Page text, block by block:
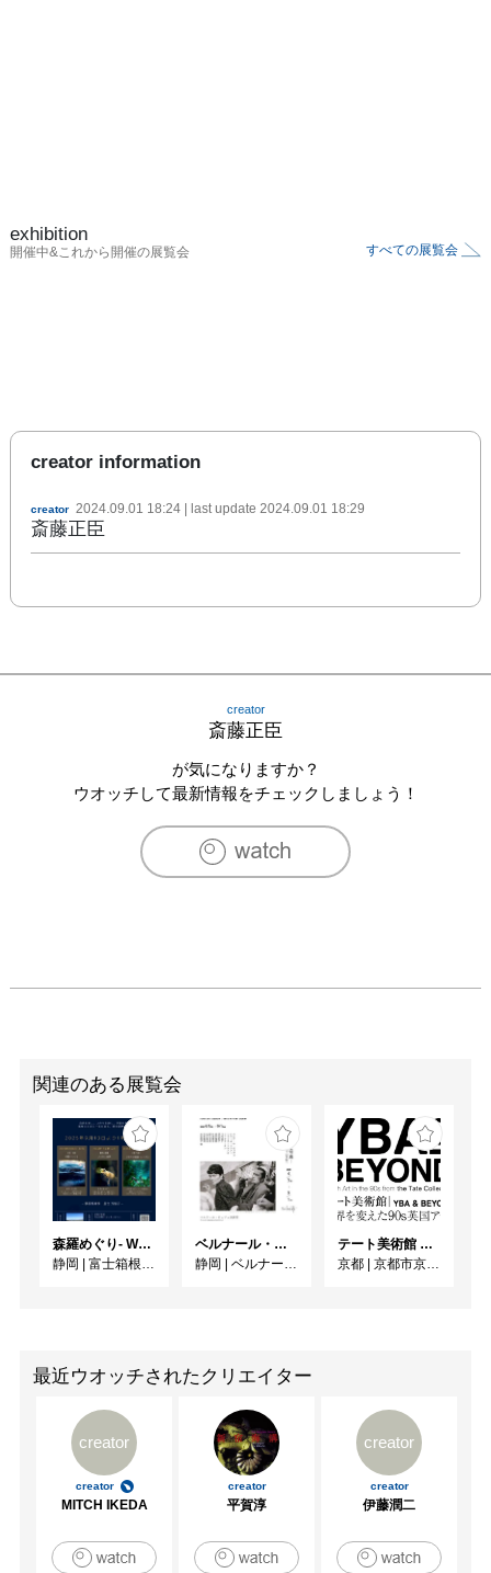
exhibition
開催中&これから開催の展覧会 すべての展覧会
creator information
creator 2024.09.01 18:24 | last update 2024.09.01 18:29
斎藤正臣
creator
斎藤正臣
が気になりますか？
ウオッチして最新情報をチェックしましょう！
関連のある展覧会
森羅めぐり- Wandering in Shinra -
静岡 | 富士箱根カントリークラブ
ベルナール・ビュフェと写真 ーカメラがとらえたビュフェとその時代、そして21 世紀へ
静岡 | ベルナール・ビュフェ美術館
テート美術館 ― YBA & BEYOND 世界を変えた90s英国アート
京都 | 京都市京セラ美術館
最近ウオッチされたクリエイター
creator
creator
MITCH IKEDA
creator
平賀淳
creator
creator
伊藤潤二